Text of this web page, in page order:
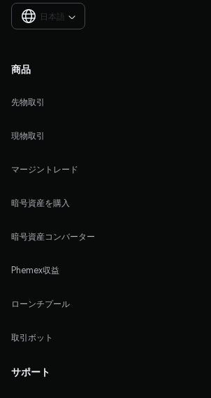
日本語 
商品
先物取引
現物取引
マージントレード
暗号資産を購入
暗号資産コンバーター
Phemex収益
ローンチプール
取引ボット
サポート